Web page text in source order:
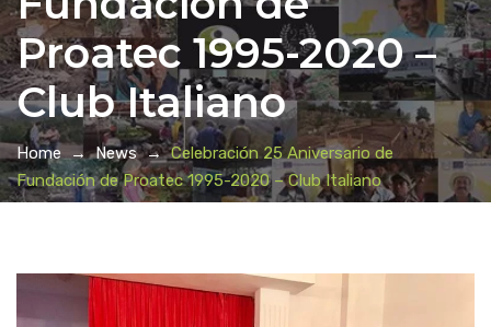
Proatec 1995-2020 –
Club Italiano
Home →News→Celebración 25 Aniversario de
Fundación de Proatec 1995-2020 – Club Italiano